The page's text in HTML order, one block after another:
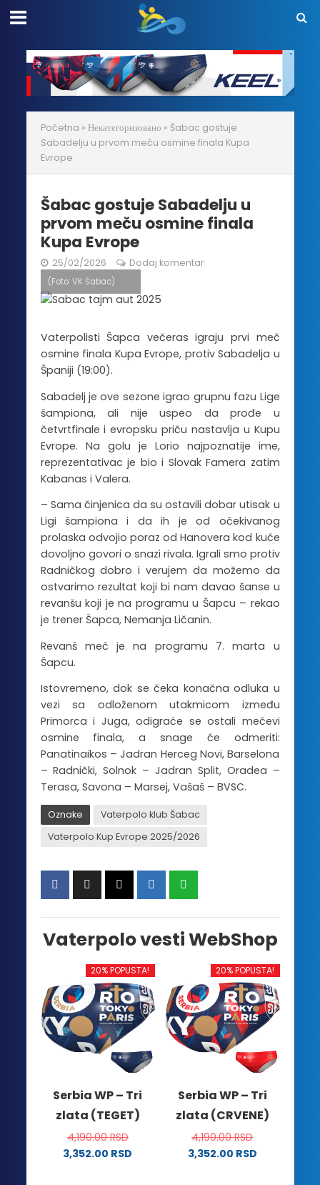
Početna » Некатегоризовано » Šabac gostuje
Sabadelju u prvom meču osmine finala Kupa
Evrope
Šabac gostuje Sabadelju u
prvom meču osmine finala
Kupa Evrope
25/02/2026 Dodaj komentar
(Foto: VK Šabac)
Vaterpolisti Šapca večeras igraju prvi meč
osmine finala Kupa Evrope, protiv Sabadelja u
Španiji (19:00).
Sabadelj je ove sezone igrao grupnu fazu Lige
šampiona, ali nije uspeo da prođe u
četvrtfinale i evropsku priču nastavlja u Kupu
Evrope. Na golu je Lorio najpoznatije ime,
reprezentativac je bio i Slovak Famera zatim
Kabanas i Valera.
– Sama činjenica da su ostavili dobar utisak u
Ligi šampiona i da ih je od očekivanog
prolaska odvojio poraz od Hanovera kod kuće
dovoljno govori o snazi rivala. Igrali smo protiv
Radničkog dobro i verujem da možemo da
ostvarimo rezultat koji bi nam davao šanse u
revanšu koji je na programu u Šapcu – rekao
je trener Šapca, Nemanja Ličanin.
Revanš meč je na programu 7. marta u
Šapcu.
Istovremeno, dok se čeka konačna odluka u
vezi sa odloženom utakmicom između
Primorca i Juga, odigraće se ostali mečevi
osmine finala, a snage će odmeriti:
Panatinaikos – Jadran Herceg Novi, Barselona
– Radnički, Solnok – Jadran Split, Oradea –
Terasa, Savona – Marsej, Vašaš – BVSC.
Oznake
Vaterpolo klub Šabac
Vaterpolo Kup Evrope 2025/2026
Vaterpolo vesti WebShop
20% POPUSTA!
Serbia WP – Tri
zlata (TEGET)
4,190.00RSD
3,352.00 RSD
20% POPUSTA!
Serbia WP – Tri
zlata (CRVENE)
4,190.00RSD
3,352.00 RSD